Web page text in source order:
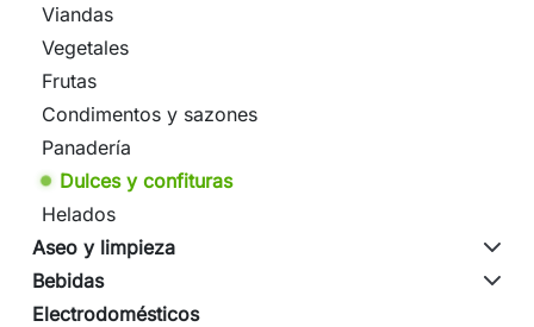
Viandas
Vegetales
Frutas
Condimentos y sazones
Panadería
Dulces y confituras
Helados
Aseo y limpieza
Bebidas
Electrodomésticos